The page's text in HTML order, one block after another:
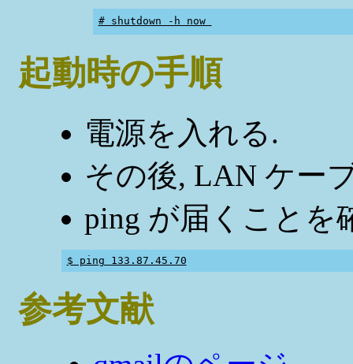
# shutdown -h now
起動時の手順
電源を入れる.
その後, LAN ケー
ping が届くことを
$ ping 133.87.45.70
参考文献